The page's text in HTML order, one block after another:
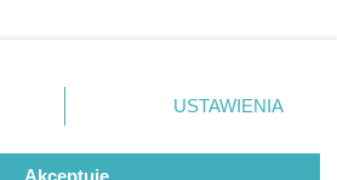
się w lewym dolnym rogu strony
danych nie wymagają
masz prawo sprzeciwić się
Preferencje będą miały
USTAWIENIA
Akceptuję